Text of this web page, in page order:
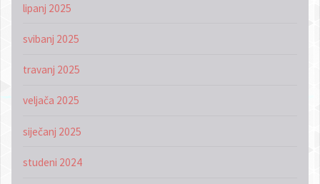
lipanj 2025
svibanj 2025
travanj 2025
veljača 2025
siječanj 2025
studeni 2024